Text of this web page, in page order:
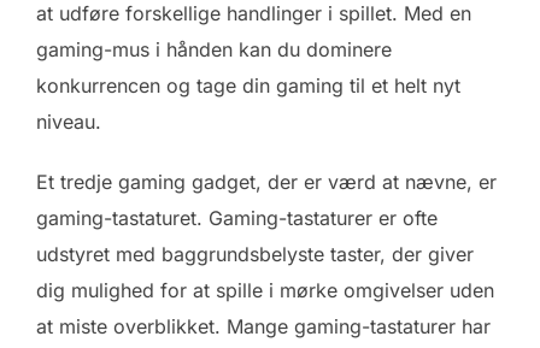
at udføre forskellige handlinger i spillet. Med en
gaming-mus i hånden kan du dominere
konkurrencen og tage din gaming til et helt nyt
niveau.
Et tredje gaming gadget, der er værd at nævne, er
gaming-tastaturet. Gaming-tastaturer er ofte
udstyret med baggrundsbelyste taster, der giver
dig mulighed for at spille i mørke omgivelser uden
at miste overblikket. Mange gaming-tastaturer har